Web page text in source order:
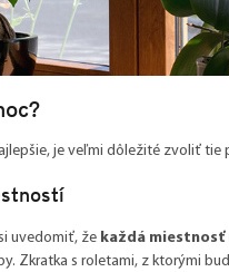
a noc?
je veľmi dôležité zvoliť tie
uvedomiť, že každá miestnosť
Zkratka s roletami, z ktorými